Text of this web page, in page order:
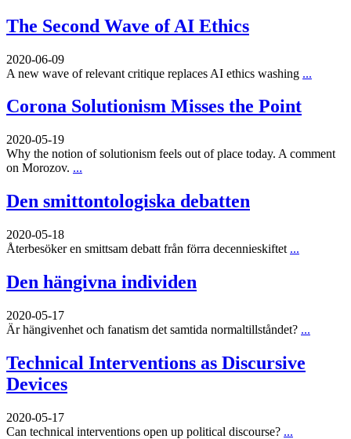
The Second Wave of AI Ethics
2020-06-09
A new wave of relevant critique replaces AI ethics washing ...
Corona Solutionism Misses the Point
2020-05-19
Why the notion of solutionism feels out of place today. A comment
on Morozov. ...
Den smittontologiska debatten
2020-05-18
Återbesöker en smittsam debatt från förra decennieskiftet ...
Den hängivna individen
2020-05-17
Är hängivenhet och fanatism det samtida normaltillståndet? ...
Technical Interventions as Discursive
Devices
2020-05-17
Can technical interventions open up political discourse? ...